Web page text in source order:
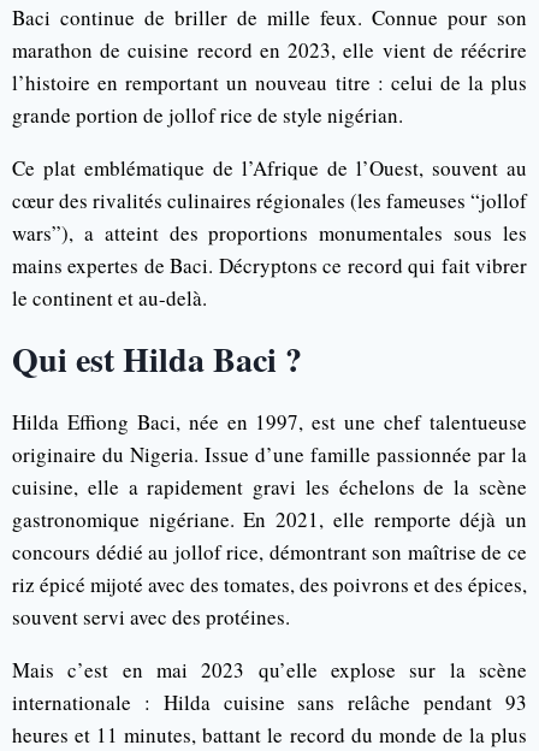
Baci continue de briller de mille feux. Connue pour son
marathon de cuisine record en 2023, elle vient de réécrire
l’histoire en remportant un nouveau titre : celui de la plus
grande portion de jollof rice de style nigérian.
Ce plat emblématique de l’Afrique de l’Ouest, souvent au
cœur des rivalités culinaires régionales (les fameuses “jollof
wars”), a atteint des proportions monumentales sous les
mains expertes de Baci. Décryptons ce record qui fait vibrer
le continent et au-delà.
Qui est Hilda Baci ?
Hilda Effiong Baci, née en 1997, est une chef talentueuse
originaire du Nigeria. Issue d’une famille passionnée par la
cuisine, elle a rapidement gravi les échelons de la scène
gastronomique nigériane. En 2021, elle remporte déjà un
concours dédié au jollof rice, démontrant son maîtrise de ce
riz épicé mijoté avec des tomates, des poivrons et des épices,
souvent servi avec des protéines.
Mais c’est en mai 2023 qu’elle explose sur la scène
internationale : Hilda cuisine sans relâche pendant 93
heures et 11 minutes, battant le record du monde de la plus